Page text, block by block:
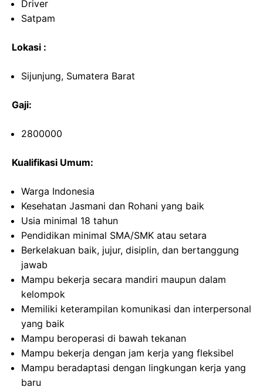
Driver
Satpam
Lokasi :
Sijunjung, Sumatera Barat
Gaji:
2800000
Kualifikasi Umum:
Warga Indonesia
Kesehatan Jasmani dan Rohani yang baik
Usia minimal 18 tahun
Pendidikan minimal SMA/SMK atau setara
Berkelakuan baik, jujur, disiplin, dan bertanggung
jawab
Mampu bekerja secara mandiri maupun dalam
kelompok
Memiliki keterampilan komunikasi dan interpersonal
yang baik
Mampu beroperasi di bawah tekanan
Mampu bekerja dengan jam kerja yang fleksibel
Mampu beradaptasi dengan lingkungan kerja yang
baru